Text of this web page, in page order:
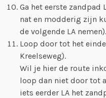
Ga het eerste zandpad
nat en modderig zijn
de volgende LA nemen).
Loop door tot het
Kreelseweg).
Wil je hier de route
loop dan niet door tot
iets eerder LA het